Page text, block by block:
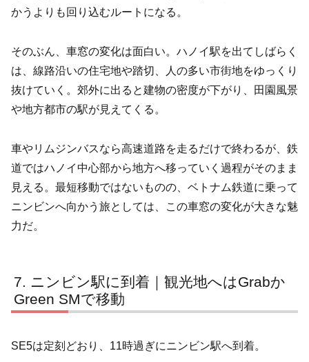
かうよりも回り込むルートになる。
そのぶん、車窓の変化は面白い。ハノイ駅を出てしばらく
は、線路沿いの住宅地や踏切、人の多い市街地をゆっくり
抜けていく。郊外に出ると建物の密度が下がり、田園風景
や地方都市の駅が見えてくる。
車やリムジンバスなら高速道路を走るだけで終わるが、鉄
道ではハノイ中心部から地方へ移っていく過程がそのまま
見える。最短移動ではないものの、ベトナム鉄道に乗って
ニンビンへ向かう旅としては、この車窓の変化が大きな魅
力だ。
ニンビン駅に到着｜観光地へはGrabか
Green SMで移動
SE5は定刻どおり、11時過ぎにニンビン駅へ到着。